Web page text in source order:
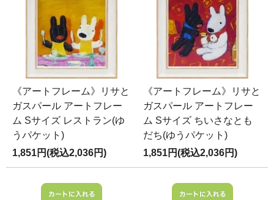
《アートフレーム》リサと
ガスパール アートフレー
ム Sサイズ レストラン(ゆ
うパケット)
1,851円(税込2,036円)
《アートフレーム》リサと
ガスパール アートフレー
ム Sサイズ ちいさなとも
だち(ゆうパケット)
1,851円(税込2,036円)